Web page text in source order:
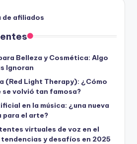
de afiliados
Belleza y Cosmética: Algo
Ignoran
(Red Light Therapy): ¿Cómo
se volvió tan famosa?
en la música: ¿una nueva
para el arte?
virtuales de voz en el
y desafíos en 2025